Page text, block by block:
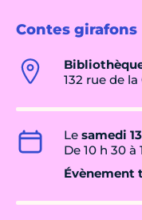
Contes girafons
132 rue de la
Le samedi
De 10 h 30 à
Évènement